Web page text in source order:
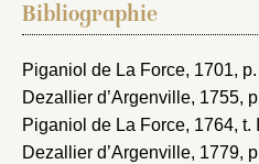
Bibliographie
Piganiol de La Force, 1701,
Dezallier d’Argenville, 1755,
Piganiol de La Force, 1764, t.
Dezallier d’Argenville, 1779,